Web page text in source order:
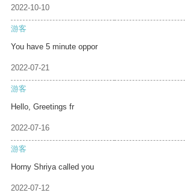
2022-10-10
游客
You have 5 minute oppor
2022-07-21
游客
Hello, Greetings fr
2022-07-16
游客
Horny Shriya called you
2022-07-12